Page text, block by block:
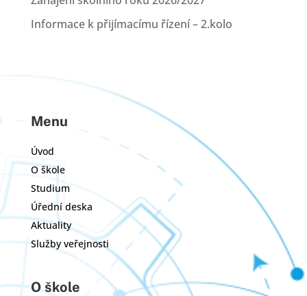
Informace k přijímacímu řízení – 2.kolo
Menu
Úvod
O škole
Studium
Úřední deska
Aktuality
Služby veřejnosti
O škole